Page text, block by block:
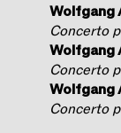
Wolfgang
Concerto
Wolfgang
Concerto
Wolfgang
Concerto